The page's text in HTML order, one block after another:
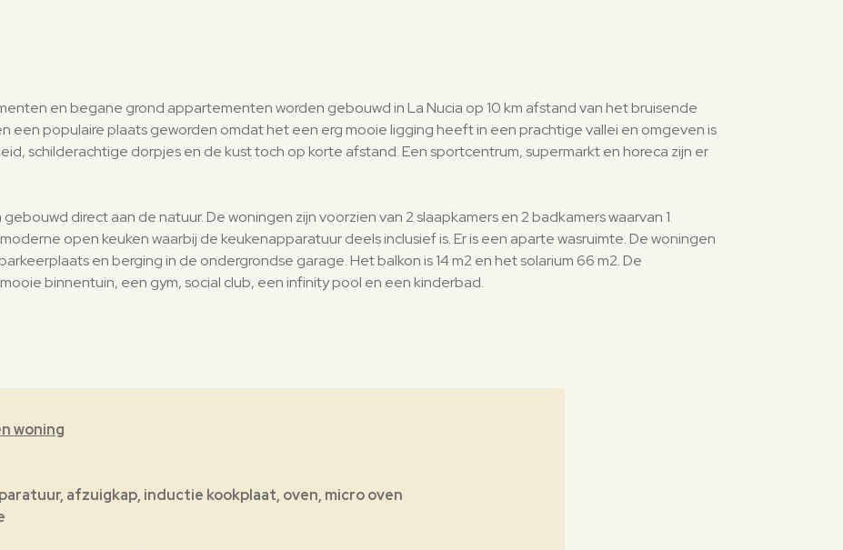
en begane grond appartementen worden gebouwd in La Nucia op 10 km afstand van het bruisende
een populaire plaats geworden omdat het een erg mooie ligging heeft in een prachtige vallei en omgeven is
schilderachtige dorpjes en de kust toch op korte afstand. Een sportcentrum, supermarkt en horeca zijn er
direct aan de natuur. De woningen zijn voorzien van 2 slaapkamers en 2 badkamers waarvan 1
open keuken waarbij de keukenapparatuur deels inclusief is. Er is een aparte wasruimte. De woningen
en berging in de ondergrondse garage. Het balkon is 14 m2 en het solarium 66 m2. De
binnentuin, een gym, social club, een infinity pool en een kinderbad.
woning
afzuigkap, inductie kookplaat, oven, micro oven